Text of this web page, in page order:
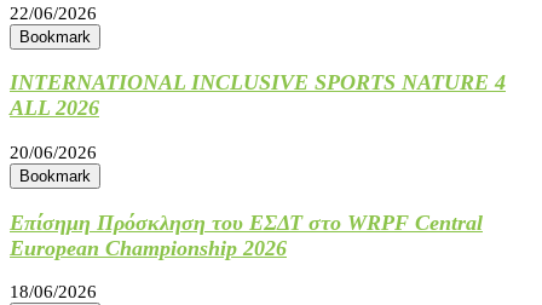
22/06/2026
Bookmark
INTERNATIONAL INCLUSIVE SPORTS NATURE 4
ALL 2026
20/06/2026
Bookmark
Επίσημη Πρόσκληση του ΕΣΔΤ στο WRPF Central
European Championship 2026
18/06/2026